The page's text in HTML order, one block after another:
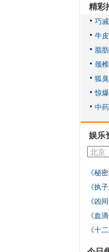
精彩
娱乐
《秘
《执
《凶
《血
《十